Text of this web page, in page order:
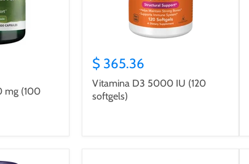
mg (100
$ 365.36
Vitamina D3 5000 IU (120
softgels)